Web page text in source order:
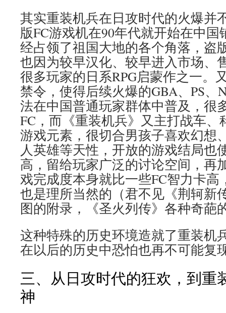
其实重装机兵在日攻时代的火爆并
版FC游戏机在90年代就开始在中国
经占领了祖国大地的各个角落，盗
也因为较早汉化、较早进入市场、
很多玩家的日系RPG启蒙作之一。
禁令，使得后续火爆的GBA、PS、
法在中国普通玩家群体中普及，很
FC，而《重装机兵》又主打战车、
游戏元素，很切合男孩子喜欢幻想
人英雄等天性，开放的游戏结局也
高，留给玩家广泛的讨论空间，再
戏完成度本身就比一些FC智力卡
也是理所当然的（君不见《荆轲新
图的附录，《圣火列传》各种奇葩
这种特殊的历史环境造就了重装机
在以后的历史中恐怕也再不可能复
三、从日攻时代的狂欢，到重
神